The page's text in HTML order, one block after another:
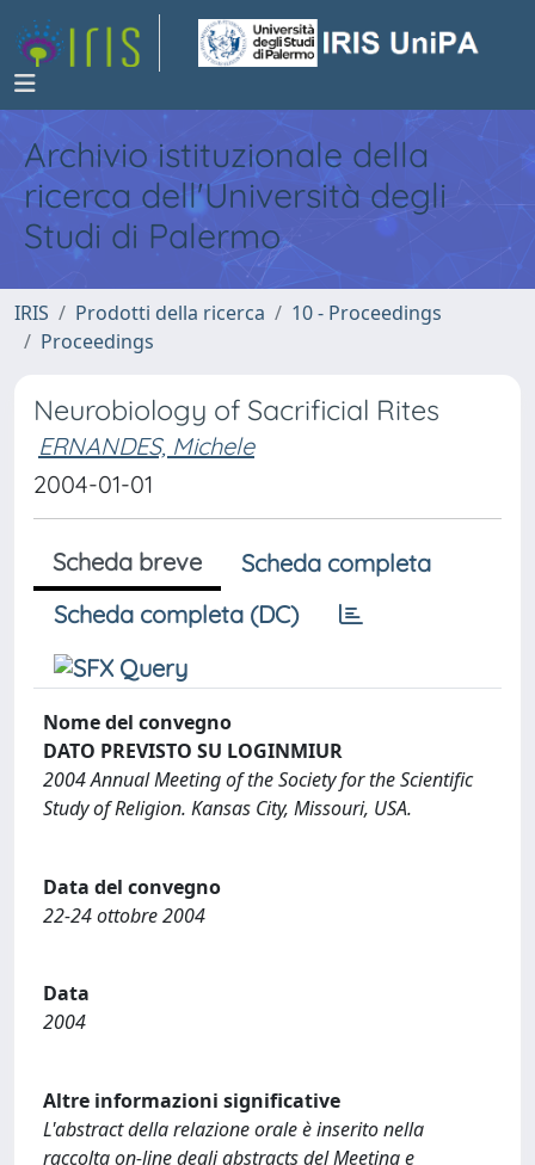
Archivio istituzionale della
ricerca dell'Università degli
Studi di Palermo
IRIS Prodotti della ricerca
10 - Proceedings
Proceedings
Neurobiology of Sacrificial Rites
ERNANDES, Michele
2004-01-01
Scheda breve
Scheda completa
Scheda completa (DC)
Nome del convegno
DATO PREVISTO SU LOGINMIUR
2004 Annual Meeting of the Society for the Scientific
Study of Religion. Kansas City, Missouri, USA.
Data del convegno
22-24 ottobre 2004
Data
2004
Altre informazioni significative
L'abstract della relazione orale è inserito nella
raccolta on-line degli abstracts del Meeting e